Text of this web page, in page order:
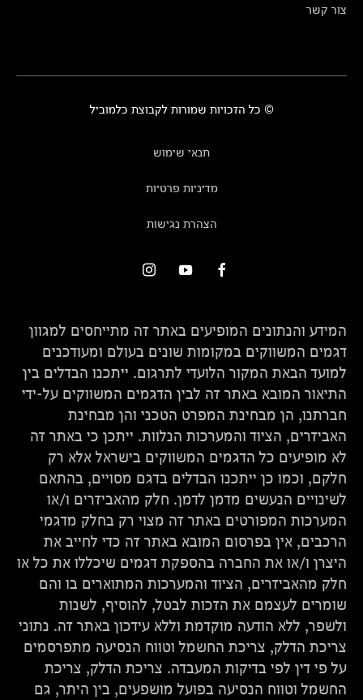
צור קשר
© כל הזכויות שמורות לקבוצת כלמוביל
תנאי שימוש
מדיניות פרטיות
הצהרת נגישות
המידע והנתונים המופיעים באתר זה מתייחסים למגוון
דגמים המשווקים במקומות שונים בעולם ומעודכנים
למועד הבאת המקור הלועדי לתרגום. ייתכנו הבדלים בין
התיאור המובא באתר זה לבין הדגמים המשווקים על-ידי
חברתנו, הן מבחינת המפרט הטכני והן מבחינת
האביזרים, הציוד והמערכות הנלוות. ייתכן כי באתר זה
לא מופיעים כל הדגמים המשווקים בישראל אלא רק
חלקם, וכמו כן ייתכנו הבדלים בדגם מסויים, בהתאם
לשינויים הנעשים מדמן לדמן. חלק מהאביזרים ו/או
המערכות המפורטים באתר זה מצוי רק בחלק מדגמי
הרכבים, אין בפרסום המובא באתר זה כדי לחייב את
היצרן ו/או את החברה בהספקת דגמים שיכללו את כל או
חלק מהאביזרים, הציוד והמערכות המתוארים בו והם
שומרים לעצמם את הזכות לבטל, להוסיף, לשנות
ולשפר, ללא הודעה מוקדמת וללא עידכון באתר זה. נתוני
צריכת הדלק, צריכת החשמל וטווח הנסיעה מתפרסמים
על פי דין לפי בדיקות המעבדה. צריכת הדלק, צריכת
החשמל וטווח הנסיעה בפועל מושפעים, בין היתר, גם